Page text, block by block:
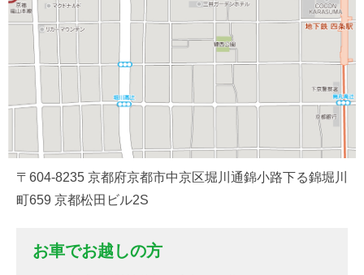
〒604-8235 京都府京都市中京区堀川通錦小路下る錦堀川
町659 京都松田ビル2S
お車でお越しの方